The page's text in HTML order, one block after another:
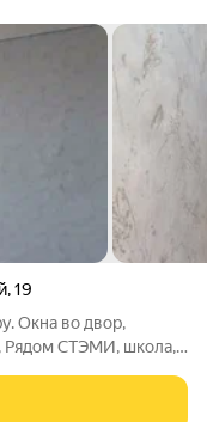
,19
Окна во двор,
Рядом СТЭМИ, школа,
на